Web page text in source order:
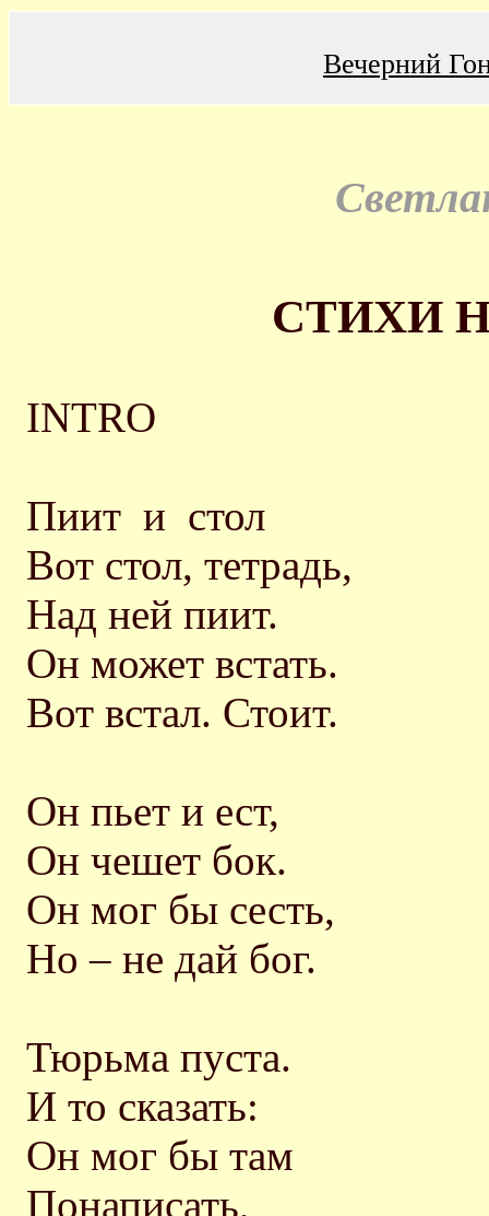
Вечерний
СТИХИ
INTRO
Пиит и стол
Вот стол, тетрадь,
Над ней пиит.
Он может встать.
Вот встал. Стоит.
Он пьет и ест,
Он чешет бок.
Он мог бы сесть,
Но – не дай бог.
Тюрьма пуста.
И то сказать:
Он мог бы там
Понаписать,